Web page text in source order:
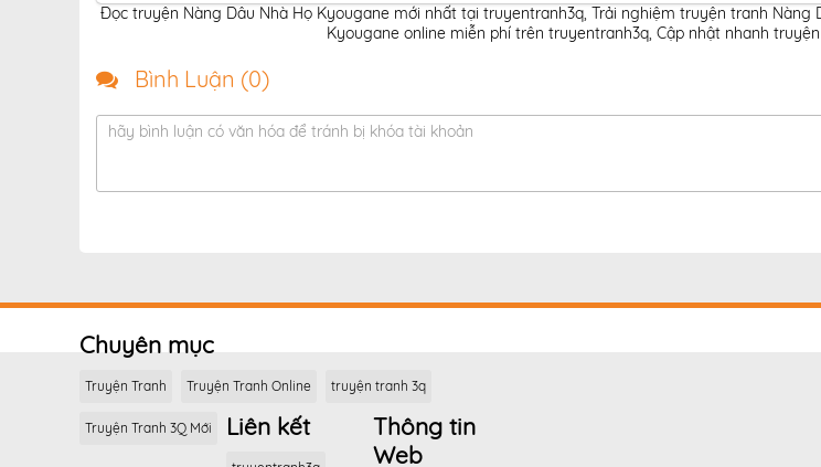
Đọc truyện Nàng Dâu Nhà Họ Kyougane mới nhất tại truyentranh3q, Trải nghiệm truyện tranh Nàng
Kyougane online miễn phí trên truyentranh3q, Cập nhật nhanh
Bình Luận (0)
hãy bình luận có văn hóa để tránh bị khóa tài khoản
Chuyên mục
Truyện Tranh Truyện Tranh Online truyện tranh 3q
Truyện Tranh 3Q Mới Liên kết
Thông tin
Web